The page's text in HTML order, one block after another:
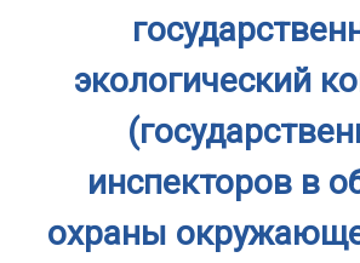
экологический
инспекторов в
охраны